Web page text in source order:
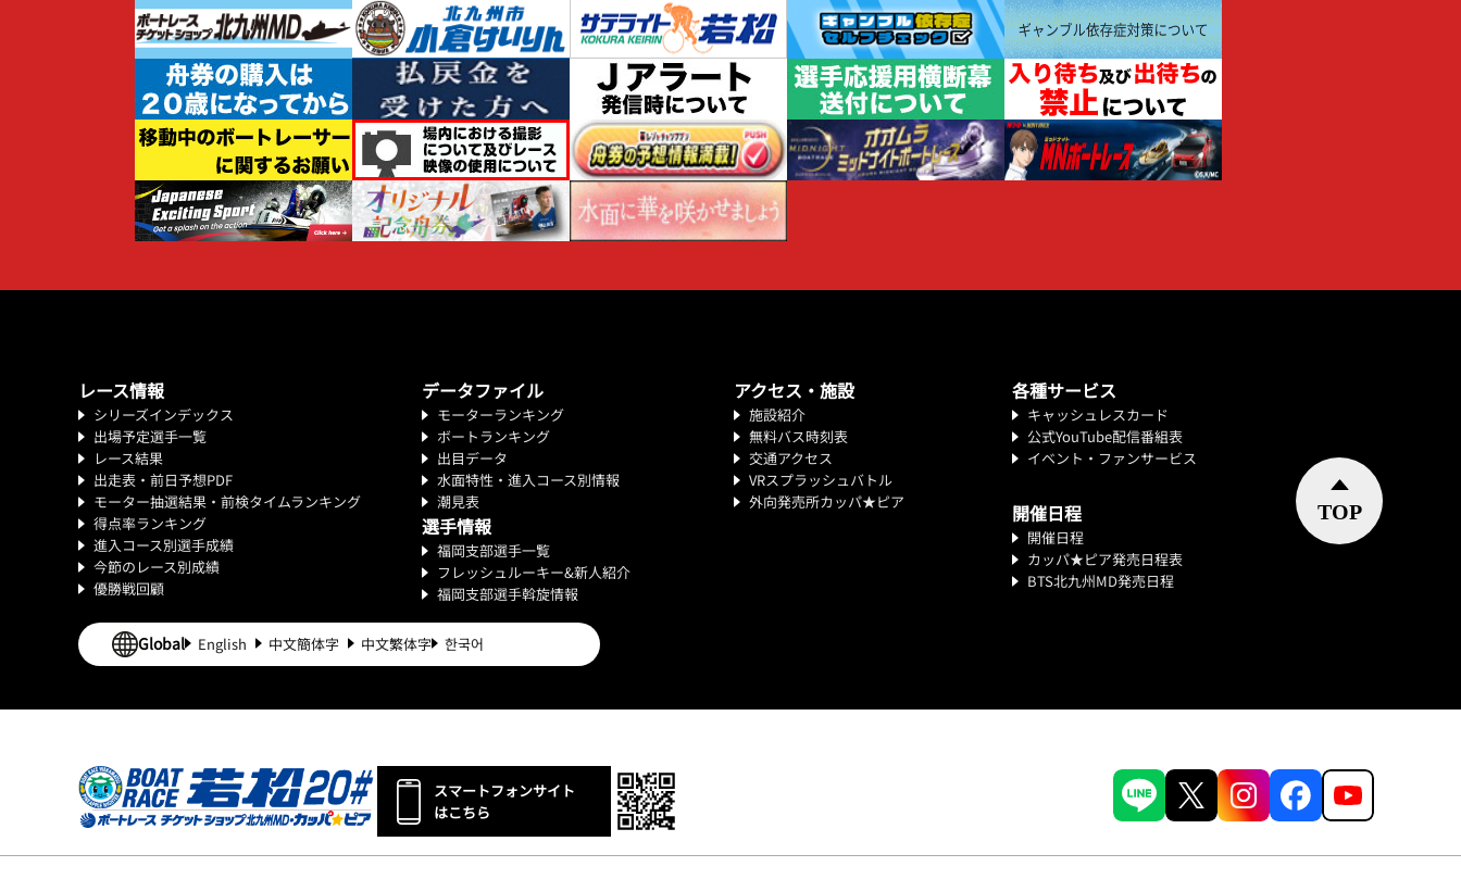
レース情報
シリーズインデックス
出場予定選手一覧
レース結果
出走表・前日予想PDF
モーター抽選結果・前検タイムランキング
得点率ランキング
進入コース別選手成績
今節のレース別成績
優勝戦回顧
データファイル
モーターランキング
ボートランキング
出目データ
水面特性・進入コース別情報
潮見表
選手情報
福岡支部選手一覧
フレッシュルーキー&新人紹介
福岡支部選手斡旋情報
アクセス・施設
施設紹介
無料バス時刻表
交通アクセス
VRスプラッシュバトル
外向発売所カッパ★ピア
各種サービス
キャッシュレスカード
公式YouTube配信番組表
イベント・ファンサービス
開催日程
開催日程
カッパ★ピア発売日程表
BTS北九州MD発売日程
Global English 中文簡体字 中文繁体字 한국어
スマートフォンサイト
はこちら